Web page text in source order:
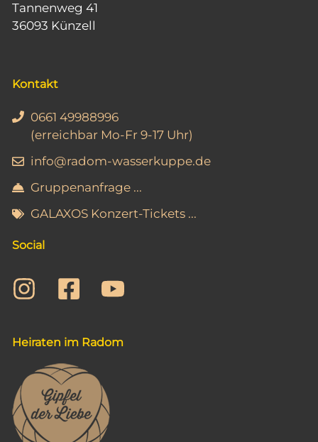
Tannenweg 41
36093 Künzell
Kontakt
0661 49988996
(erreichbar Mo-Fr 9-17 Uhr)
info@radom-wasserkuppe.de
Gruppenanfrage ...
GALAXOS Konzert-Tickets ...
Social
Heiraten im Radom